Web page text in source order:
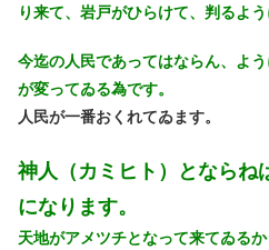
り来て、岩戸がひらけて、判るよう
今迄の人民であってはならん、よ
が変ってゐる為です。
人民が一番おくれてゐます。
神人（カミヒト）とならね
になります。
天地がアメツチとなって来てゐるか